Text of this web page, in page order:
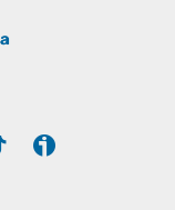
Tiktok